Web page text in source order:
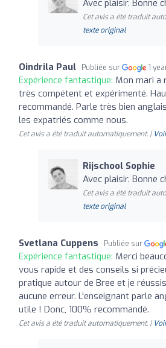
Avec plaisir. Bonne
Cet avis a été traduit
texte original
Oindrila Paul Publiée sur 1
Expérience fantastique: Mon mari a
très compétent et expérimenté.
recommandé. Parle très bien
les expatriés comme nous.
Cet avis a été traduit automatiquement. |
Rijschool Sophie
Avec plaisir. Bonne
Cet avis a été traduit
texte original
Svetlana Cuppens Publiée sur
Expérience fantastique: Merci
vous rapide et des conseils si
pratique autour de Bree et je
aucune erreur. L'enseignant parle
utile ! Donc, 100% recommandé.
Cet avis a été traduit automatiquement. |